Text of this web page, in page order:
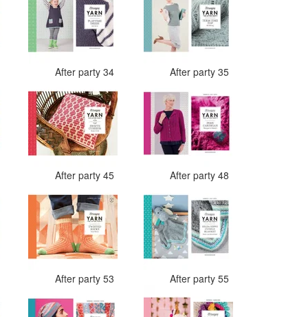
After party 34 After party 35
After party 45 After party 48
After party 53 After party 55